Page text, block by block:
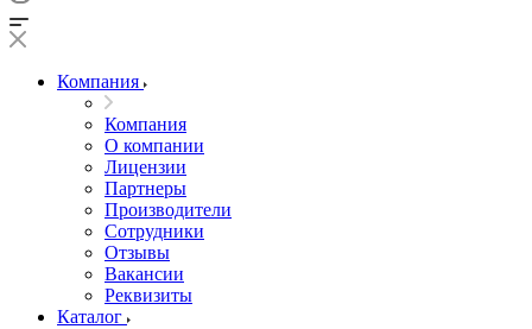
Компания
Компания
О компании
Лицензии
Партнеры
Производители
Сотрудники
Отзывы
Вакансии
Реквизиты
Каталог